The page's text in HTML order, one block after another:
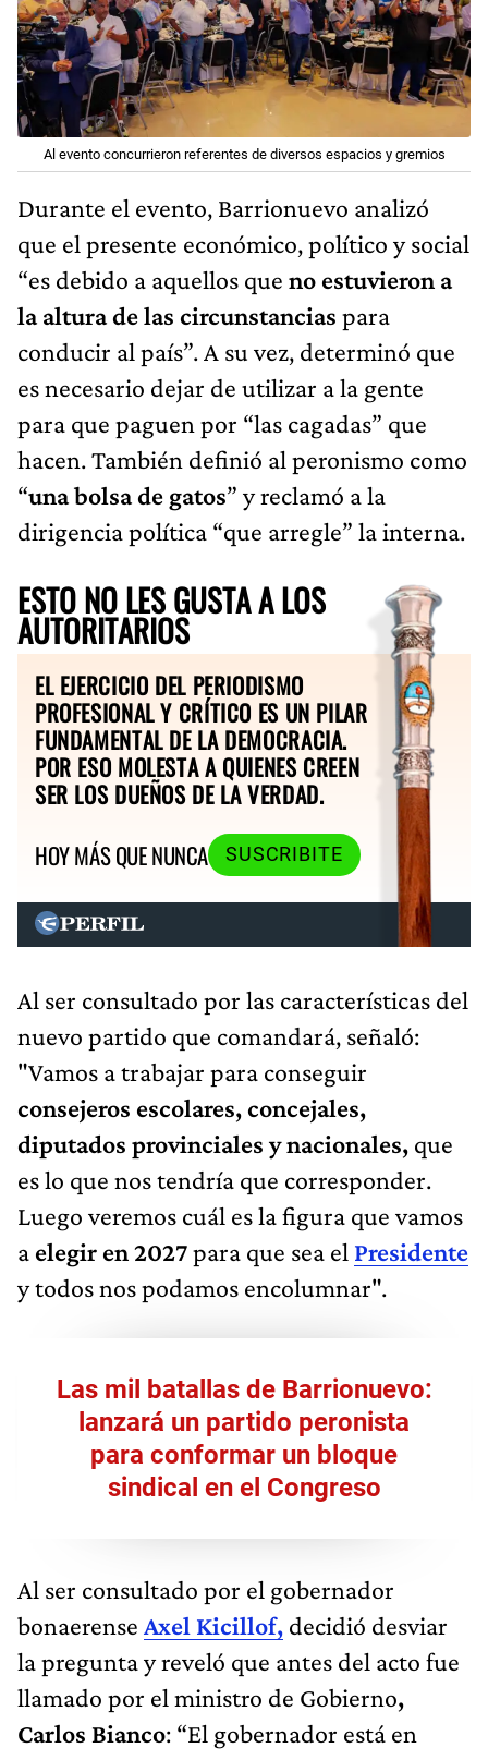
Al evento concurrieron referentes de diversos espacios y gremios
Durante el evento, Barrionuevo analizó
que el presente económico, político y social
“es debido a aquellos que no estuvieron a
la altura de las circunstancias para
conducir al país”. A su vez, determinó que
es necesario dejar de utilizar a la gente
para que paguen por “las cagadas” que
hacen. También definió al peronismo como
“una bolsa de gatos” y reclamó a la
dirigencia política “que arregle” la interna.
ESTO NO LES GUSTA A LOS
AUTORITARIOS
EL EJERCICIO DEL PERIODISMO
PROFESIONAL Y CRÍTICO ES UN PILAR
FUNDAMENTAL DE LA DEMOCRACIA.
POR ESO MOLESTA A QUIENES CREEN
SER LOS DUEÑOS DE LA VERDAD.
HOY MÁS QUE NUNCA
SUSCRIBITE
Al ser consultado por las características del
nuevo partido que comandará, señaló:
"Vamos a trabajar para conseguir
consejeros escolares, concejales,
diputados provinciales y nacionales, que
es lo que nos tendría que corresponder.
Luego veremos cuál es la figura que vamos
a elegir en 2027para que sea el Presidente
y todos nos podamos encolumnar".
Las mil batallas de Barrionuevo:
lanzará un partido peronista
para conformar un bloque
sindical en el Congreso
Al ser consultado por el gobernador
bonaerense Axel Kicillof, decidió desviar
la pregunta y reveló que antes del acto fue
llamado por el ministro de Gobierno,
Carlos Bianco: “El gobernador está en